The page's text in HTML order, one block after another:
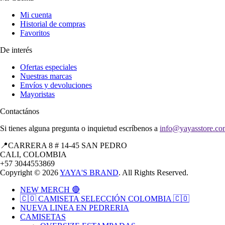
Mi cuenta
Historial de compras
Favoritos
De interés
Ofertas especiales
Nuestras marcas
Envíos y devoluciones
Mayoristas
Contactános
Si tienes alguna pregunta o inquietud escríbenos a
📍CARRERA 8 # 14-45 SAN PEDRO
CALI, COLOMBIA
+57 3044553869
Copyright © 2026YAYA'S BRAND. All Rights Reserved.
NEW MERCH 🔴
🇨🇴 CAMISETA SELECCIÓN COLOMBIA 🇨🇴
NUEVA LINEA EN PEDRERIA
CAMISETAS